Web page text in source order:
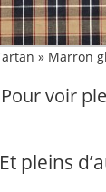
» Marron
Pour voir
Et pleins